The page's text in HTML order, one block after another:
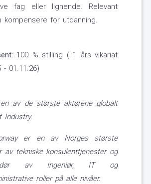
fag eller lignende. Relevant
kompensere for utdanning.
100 % stilling ( 1 års vikariat
- 01.11.26)
av de største aktørene globalt
Industry.
er en av Norges største
av tekniske konsulenttjenester og
av Ingeniør, IT og
roller på alle nivåer.